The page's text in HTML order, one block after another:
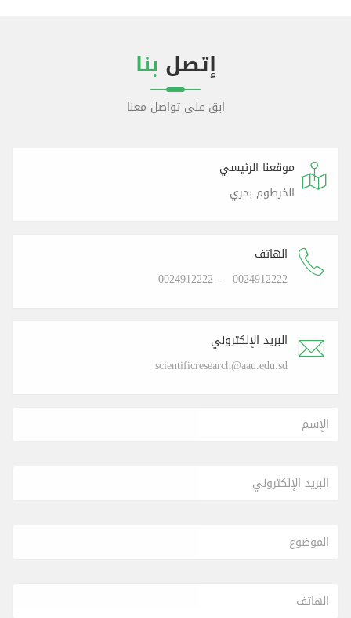
إتصل بنا
ابق على تواصل معنا
موقعنا الرئيسي
الخرطوم بحري
الهاتف
0024912222
-
0024912222
البريد الإلكتروني
scientificresearch@aau.edu.sd